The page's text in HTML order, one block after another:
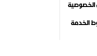
الخصوصية
الخدمة